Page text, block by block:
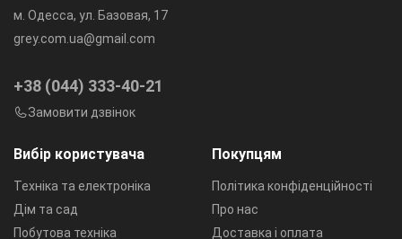
Вибір користувача
Техніка та електроніка
Дім та сад
Побутова техніка
Покупцям
Політика конфіденційності
Про нас
Доставка і оплата
м. Одесса, ул. Базовая, 17
grey.com.ua@gmail.com
+38 (044) 333-40-21
Замовити дзвінок